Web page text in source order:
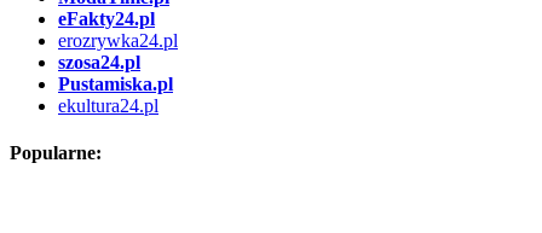
eFakty24.pl
erozrywka24.pl
szosa24.pl
Pustamiska.pl
ekultura24.pl
Popularne: